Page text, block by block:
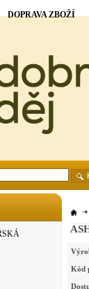
Kód
DOPRAVA ZBOŽÍ